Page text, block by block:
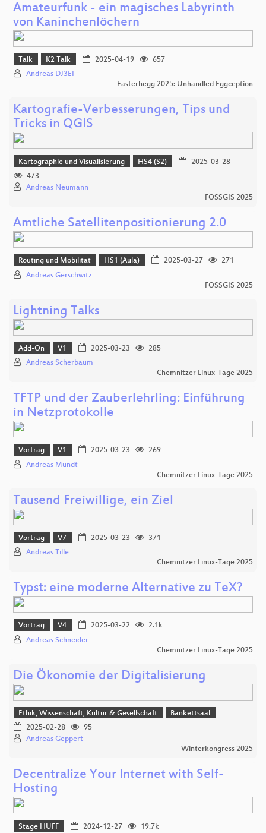
Amateurfunk - ein magisches Labyrinth
von Kaninchenlöchern
Talk K2 Talk 2025-04-19
657
Andreas DJ3EI
Easterhegg 2025: Unhandled Eggception
Kartografie-Verbesserungen, Tips und
Tricks in QGIS
Kartographie und Visualisierung HS4 (S2)
2025-03-28
473
Andreas Neumann
FOSSGIS 2025
Amtliche Satellitenpositionierung 2.0
Routing und Mobilität HS1 (Aula) 2025-03-27
271
Andreas Gerschwitz
FOSSGIS 2025
Lightning Talks
Add-On V1 2025-03-23
285
Andreas Scherbaum
Chemnitzer Linux-Tage 2025
TFTP und der Zauberlehrling: Einführung
in Netzprotokolle
Vortrag V1 2025-03-23
269
Andreas Mundt
Chemnitzer Linux-Tage 2025
Tausend Freiwillige, ein Ziel
Vortrag V7 2025-03-23
371
Andreas Tille
Chemnitzer Linux-Tage 2025
Typst: eine moderne Alternative zu TeX?
Vortrag V4 2025-03-22
2.1k
Andreas Schneider
Chemnitzer Linux-Tage 2025
Die Ökonomie der Digitalisierung
Ethik, Wissenschaft, Kultur & Gesellschaft
Bankettsaal
2025-02-28
95
Andreas Geppert
Winterkongress 2025
Decentralize Your Internet with Self-
Hosting
Stage HUFF 2024-12-27 19.7k